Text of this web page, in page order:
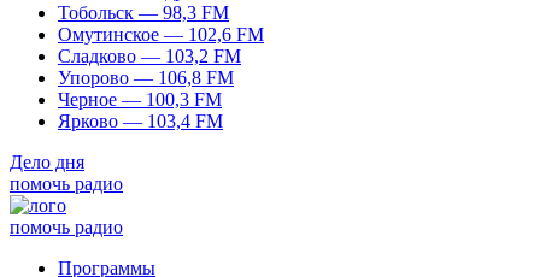
Тобольск — 98,3 FM
Омутинское — 102,6 FM
Сладково — 103,2 FM
Упорово — 106,8 FM
Черное — 100,3 FM
Ярково — 103,4 FM
Дело дня
помочь радио
помочь радио
Программы